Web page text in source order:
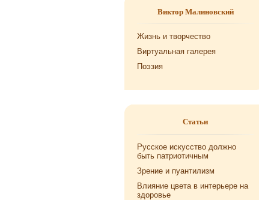
Виктор Малиновский
Жизнь и творчество
Виртуальная галерея
Поэзия
Статьи
Русское искусство должно
быть патриотичным
Зрение и пуантилизм
Влияние цвета в интерьере на
здоровье